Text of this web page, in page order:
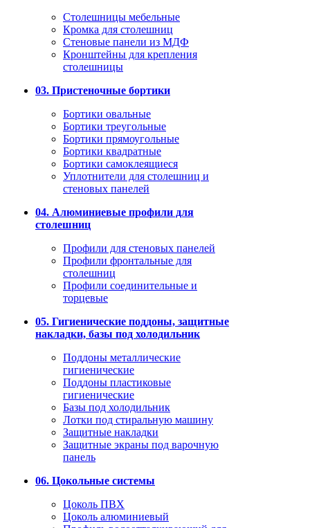
Столешницы мебельные
Кромка для столешниц
Стеновые панели из МДФ
Кронштейны для крепления
столешницы
03. Пристеночные бортики
Бортики овальные
Бортики треугольные
Бортики прямоугольные
Бортики квадратные
Бортики самоклеящиеся
Уплотнители для столешниц и
стеновых панелей
04. Алюминиевые профили для
столешниц
Профили для стеновых панелей
Профили фронтальные для
столешниц
Профили соединительные и
торцевые
05. Гигиенические поддоны, защитные
накладки, базы под холодильник
Поддоны металлические
гигиенические
Поддоны пластиковые
гигиенические
Базы под холодильник
Лотки под стиральную машину
Защитные накладки
Защитные экраны под варочную
панель
06. Цокольные системы
Цоколь ПВХ
Цоколь алюминиевый